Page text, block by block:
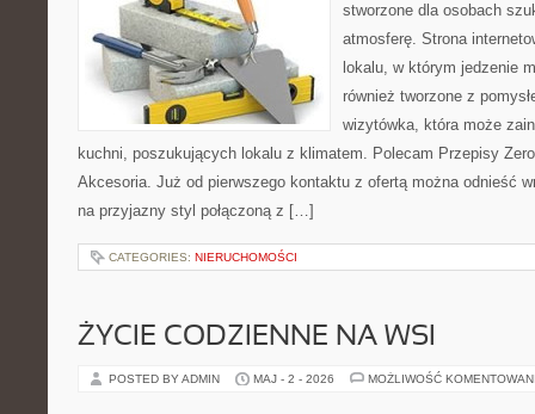
stworzone dla osobach
atmosferę. Strona
lokalu, w którym jedzenie
również tworzone z
wizytówka, która może
kuchni, poszukujących lokalu z klimatem. Polecam Przepisy
Akcesoria. Już od pierwszego kontaktu z ofertą można odnieść
na przyjazny styl połączoną z […]
CATEGORIES: NIERUCHOMOŚCI
ŻYCIE CODZIENNE NA WSI
POSTED BY ADMIN MAJ - 2 - 2026 MOŻLIWOŚĆ